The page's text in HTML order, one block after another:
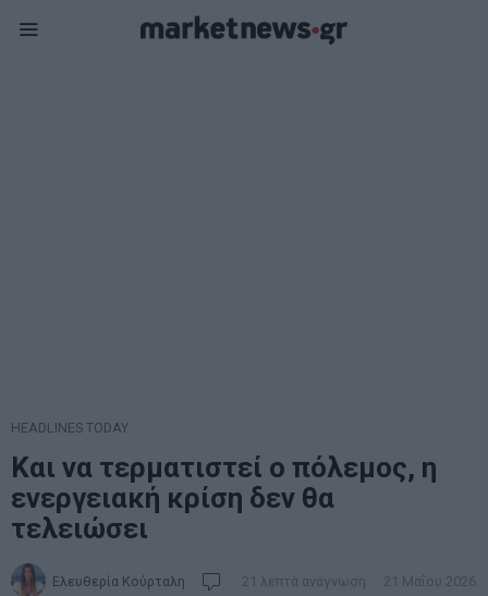
HEADLINES TODAY
Και να τερματιστεί ο πόλεμος, η
ενεργειακή κρίση δεν θα
τελειώσει
Ελευθερία Κούρταλη 21 λεπτά ανάγνωση 21 Μαΐου 2026